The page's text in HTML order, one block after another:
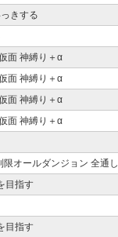
きする
面 神縛り＋α
面 神縛り＋α
面 神縛り＋α
面 神縛り＋α
オールダンジョン 全通し
目指す
目指す